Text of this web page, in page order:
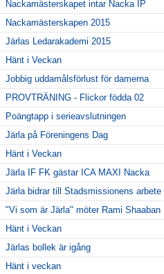
Nackamästerskapet intar Nacka IP
Nackamästerskapen 2015
Järlas Ledarakademi 2015
Hänt i Veckan
Jobbig uddamålsförlust för damerna
PROVTRÄNING - Flickor födda 02
Poängtapp i serieavslutningen
Järla på Föreningens Dag
Hänt i Veckan
Järla IF FK gästar ICA MAXI Nacka
Järla bidrar till Stadsmissionens arbete
"Vi som är Järla" möter Rami Shaaban
Hänt i Veckan
Järlas bollek är igång
Hänt i veckan